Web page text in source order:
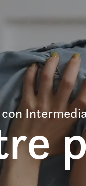
con